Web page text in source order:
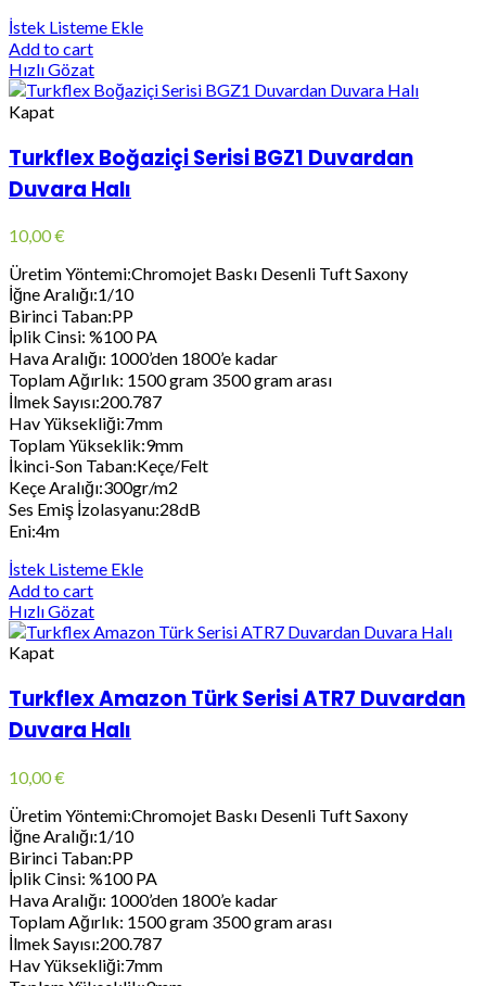
İstek Listeme Ekle
Add to cart
Hızlı Gözat
Kapat
Turkflex Boğaziçi Serisi BGZ1 Duvardan
Duvara Halı
10,00€
Üretim Yöntemi:Chromojet Baskı Desenli Tuft Saxony
İğne Aralığı:1/10
Birinci Taban:PP
İplik Cinsi: %100 PA
Hava Aralığı: 1000’den 1800’e kadar
Toplam Ağırlık: 1500 gram 3500 gram arası
İlmek Sayısı:200.787
Hav Yüksekliği:7mm
Toplam Yükseklik:9mm
İkinci-Son Taban:Keçe/Felt
Keçe Aralığı:300gr/m2
Ses Emiş İzolasyanu:28dB
Eni:4m
İstek Listeme Ekle
Add to cart
Hızlı Gözat
Kapat
Turkflex Amazon Türk Serisi ATR7 Duvardan
Duvara Halı
10,00€
Üretim Yöntemi:Chromojet Baskı Desenli Tuft Saxony
İğne Aralığı:1/10
Birinci Taban:PP
İplik Cinsi: %100 PA
Hava Aralığı: 1000’den 1800’e kadar
Toplam Ağırlık: 1500 gram 3500 gram arası
İlmek Sayısı:200.787
Hav Yüksekliği:7mm